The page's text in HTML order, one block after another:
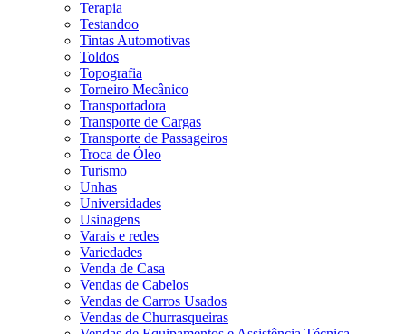
Terapia
Testandoo
Tintas Automotivas
Toldos
Topografia
Torneiro Mecânico
Transportadora
Transporte de Cargas
Transporte de Passageiros
Troca de Óleo
Turismo
Unhas
Universidades
Usinagens
Varais e redes
Variedades
Venda de Casa
Vendas de Cabelos
Vendas de Carros Usados
Vendas de Churrasqueiras